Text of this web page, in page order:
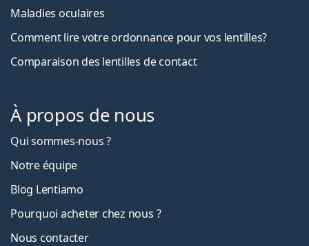
Maladies oculaires
Comment lire votre ordonnance pour vos lentilles?
Comparaison des lentilles de contact
À propos de nous
Qui sommes-nous ?
Notre équipe
Blog Lentiamo
Pourquoi acheter chez nous ?
Nous contacter